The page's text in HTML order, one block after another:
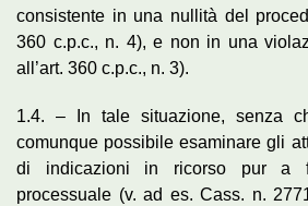
consistente in una nullità del
360 c.p.c., n. 4), e non in una
all’art. 360 c.p.c., n. 3).
1.4. – In tale situazione, senza
comunque possibile esaminare gli
di indicazioni in ricorso pur a
processuale (v. ad es. Cass. n.